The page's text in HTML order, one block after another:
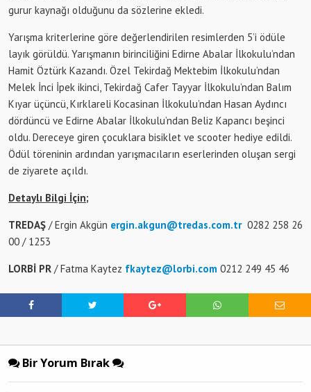
gurur kaynağı olduğunu da sözlerine ekledi.
Yarışma kriterlerine göre değerlendirilen resimlerden 5’i ödüle
layık görüldü. Yarışmanın birinciliğini Edirne Abalar İlkokulu’ndan
Hamit Öztürk Kazandı. Özel Tekirdağ Mektebim İlkokulu’ndan
Melek İnci İpek ikinci, Tekirdağ Cafer Tayyar İlkokulu’ndan Balım
Kıyar üçüncü, Kırklareli Kocasinan İlkokulu’ndan Hasan Aydıncı
dördüncü ve Edirne Abalar İlkokulu’ndan Beliz Kapancı beşinci
oldu. Dereceye giren çocuklara bisiklet ve scooter hediye edildi.
Ödül töreninin ardından yarışmacıların eserlerinden oluşan sergi
de ziyarete açıldı.
Detaylı Bilgi İçin;
TREDAŞ / Ergin Akgün ergin.akgun@tredas.com.tr0282 258 26
00 / 1253
LORBİ PR / Fatma Kaytez fkaytez@lorbi.com 0212 249 45 46
Bir Yorum Bırak